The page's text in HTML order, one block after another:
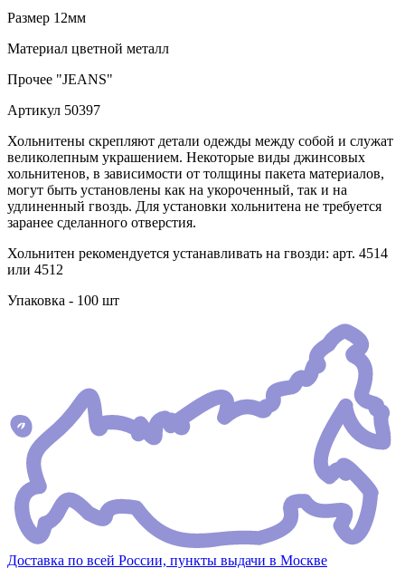
Размер 12мм
Материал цветной металл
Прочее "JEANS"
Артикул 50397
Хольнитены скрепляют детали одежды между собой и служат
великолепным украшением. Некоторые виды джинсовых
хольнитенов, в зависимости от толщины пакета материалов,
могут быть установлены как на укороченный, так и на
удлиненный гвоздь. Для установки хольнитена не требуется
заранее сделанного отверстия.
Хольнитен рекомендуется устанавливать на гвозди: арт. 4514
или 4512
Упаковка - 100 шт
Доставка по всей России, пункты выдачи в Москве